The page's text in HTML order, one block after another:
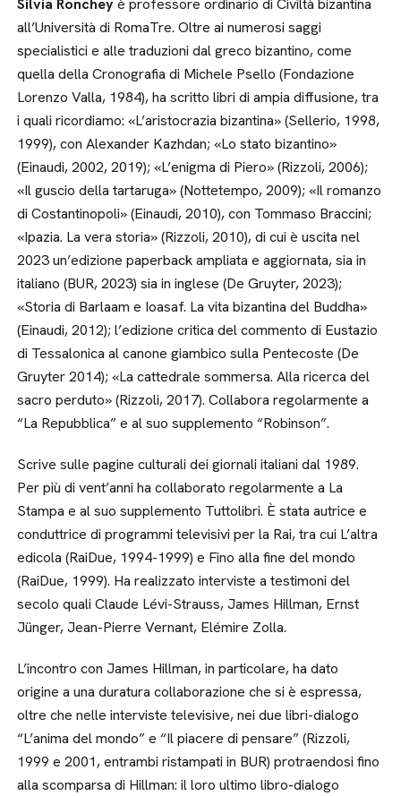
all’Università di RomaTre. Oltre ai numerosi saggi
specialistici e alle traduzioni dal greco bizantino, come
quella della Cronografia di Michele Psello (Fondazione
Lorenzo Valla, 1984), ha scritto libri di ampia diffusione, tra
i quali ricordiamo: «L’aristocrazia bizantina» (Sellerio, 1998,
1999), con Alexander Kazhdan; «Lo stato bizantino»
(Einaudi, 2002, 2019); «L’enigma di Piero» (Rizzoli, 2006);
«Il guscio della tartaruga» (Nottetempo, 2009); «Il romanzo
di Costantinopoli» (Einaudi, 2010), con Tommaso Braccini;
«Ipazia. La vera storia» (Rizzoli, 2010), di cui è uscita nel
2023 un’edizione paperback ampliata e aggiornata, sia in
italiano (BUR, 2023) sia in inglese (De Gruyter, 2023);
«Storia di Barlaam e Ioasaf. La vita bizantina del Buddha»
(Einaudi, 2012); l’edizione critica del commento di Eustazio
di Tessalonica al canone giambico sulla Pentecoste (De
Gruyter 2014); «La cattedrale sommersa. Alla ricerca del
sacro perduto» (Rizzoli, 2017). Collabora regolarmente a
“La Repubblica” e al suo supplemento “Robinson”.
Scrive sulle pagine culturali dei giornali italiani dal 1989.
Per più di vent’anni ha collaborato regolarmente a La
Stampa e al suo supplemento Tuttolibri. È stata autrice e
conduttrice di programmi televisivi per la Rai, tra cui L’altra
edicola (RaiDue, 1994-1999) e Fino alla fine del mondo
(RaiDue, 1999). Ha realizzato interviste a testimoni del
secolo quali Claude Lévi-Strauss, James Hillman, Ernst
Jünger, Jean-Pierre Vernant, Elémire Zolla.
L’incontro con James Hillman, in particolare, ha dato
origine a una duratura collaborazione che si è espressa,
oltre che nelle interviste televisive, nei due libri-dialogo
“L’anima del mondo” e “Il piacere di pensare” (Rizzoli,
1999 e 2001, entrambi ristampati in BUR) protraendosi fino
alla scomparsa di Hillman: il loro ultimo libro-dialogo